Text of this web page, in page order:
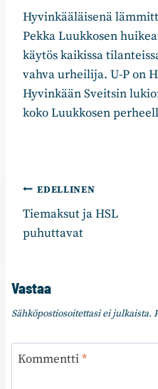
Hyvinkääläisenä
Pekka Luukkosen
käytös kaikissa
vahva urheilija. U-P on
Hyvinkään Sveitsin
koko Luukkosen
Artikkelien
selaus
EDELLINEN
Tiemaksut ja HSL
puhuttavat
Vastaa
Sähköpostiosoitettasi ei julkaista.
Kommentti*